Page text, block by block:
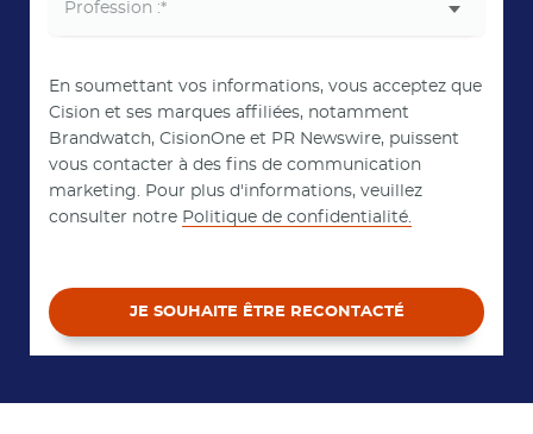
En soumettant vos informations, vous acceptez que
Cision et ses marques affiliées, notamment
Brandwatch, CisionOne et PR Newswire, puissent
vous contacter à des fins de communication
marketing. Pour plus d'informations, veuillez
consulter notre Politique de confidentialité.
JE SOUHAITE ÊTRE RECONTACTÉ